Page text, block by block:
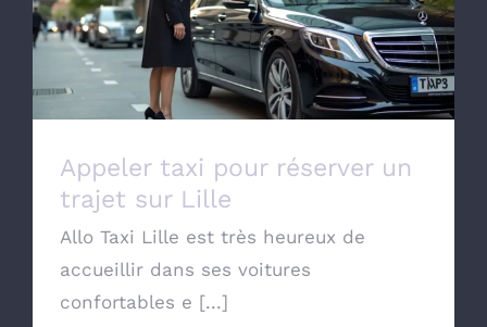
Appeler taxi pour réserver un trajet sur
Lille
Appeler taxi pour réserver un
trajet sur Lille
Allo Taxi Lille est très heureux de
accueillir dans ses voitures
confortables e [...]